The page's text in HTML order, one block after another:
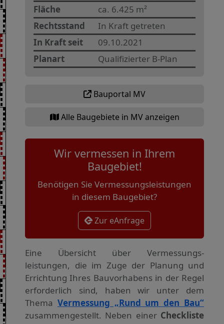
Fläche
ca. 6.425 m²
Rechtsstand
In Kraft getreten
In Kraft seit
09.10.2021
Planart
Qualifizierter B-Plan
Bauportal MV
Alle Baugebiete in MV anzeigen
Wir vermessen in Ihrem
Baugebiet!
Benötigen Sie Vermessungsleistungen
in diesem Baugebiet?
Zur eAnfrage
Eine Übersicht über Vermessungs­
leistungen, die im Zuge der Planung und
Errichtung Ihres Bauvorhabens in der Regel
erforderlich sind, haben wir unter dem
Thema Vermessung „Rund um den Bau“
zusammengestellt. Neben einer Checkliste